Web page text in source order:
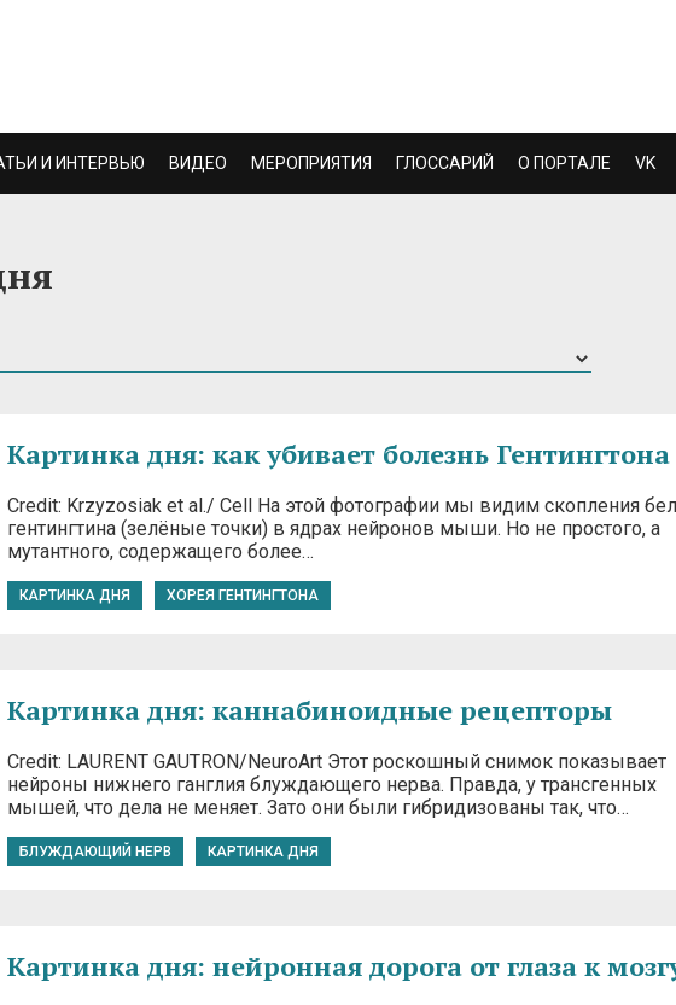
И ИНТЕРВЬЮ ВИДЕО МЕРОПРИЯТИЯ ГЛОССАРИЙ О ПОРТАЛЕ VK
Картинка дня: как убивает болезнь Гентингтона
Credit: Krzyzosiak et al./ Cell На этой фотографии мы видим скопления
гентингтина (зелёные точки) в ядрах нейронов мыши. Но не простого, а
мутантного, содержащего более…
КАРТИНКА ДНЯ ХОРЕЯ ГЕНТИНГТОНА
Картинка дня: каннабиноидные рецепторы
Credit: LAURENT GAUTRON/NeuroArt Этот роскошный снимок показывает
нейроны нижнего ганглия блуждающего нерва. Правда, у трансгенных
мышей, что дела не меняет. Зато они были гибридизованы так, что…
БЛУЖДАЮЩИЙ НЕРВ КАРТИНКА ДНЯ
Картинка дня: нейронная дорога от глаза к